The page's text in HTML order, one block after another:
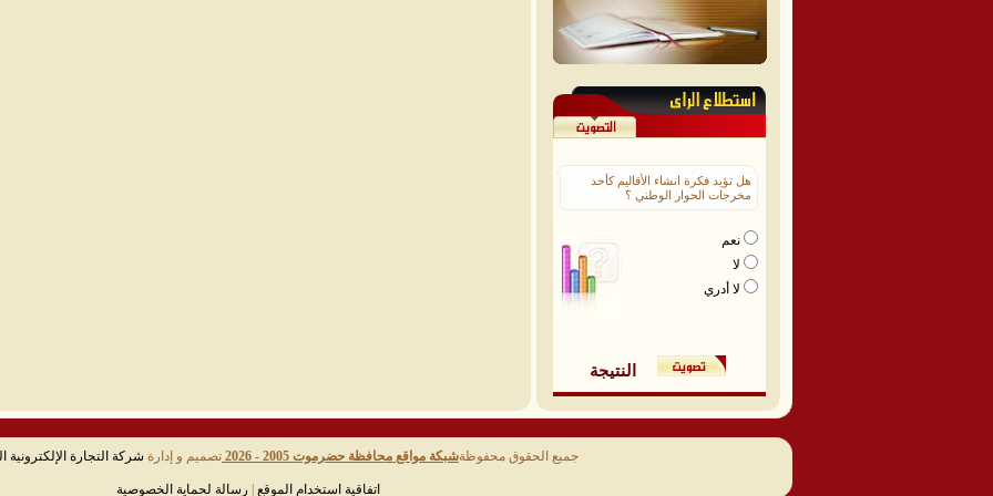
هل تؤيد فكرة انشاء الأقاليم كأحد
مخرجات الحوار الوطني ؟
نعم
لا
لا أدري
النتيجة
جميع الحقوق محفوظةشبكة مواقع محافظة حضرموت 2005 - 2026 تصميم و إدارة شركة التجارة الإلكترونية
اتفاقية استخدام الموقع رسالة لحماية الخصوصية